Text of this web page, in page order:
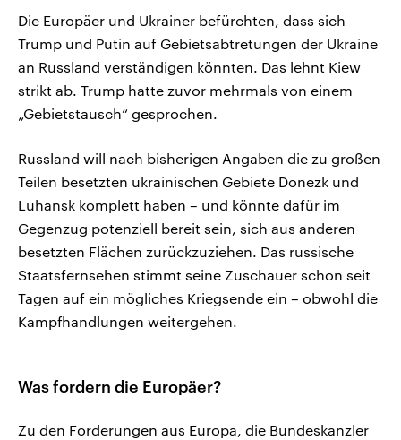
Die Europäer und Ukrainer befürchten, dass sich
Trump und Putin auf Gebietsabtretungen der Ukraine
an Russland verständigen könnten. Das lehnt Kiew
strikt ab. Trump hatte zuvor mehrmals von einem
„Gebietstausch“ gesprochen.
Russland will nach bisherigen Angaben die zu großen
Teilen besetzten ukrainischen Gebiete Donezk und
Luhansk komplett haben – und könnte dafür im
Gegenzug potenziell bereit sein, sich aus anderen
besetzten Flächen zurückzuziehen. Das russische
Staatsfernsehen stimmt seine Zuschauer schon seit
Tagen auf ein mögliches Kriegsende ein – obwohl die
Kampfhandlungen weitergehen.
Was fordern die Europäer?
Zu den Forderungen aus Europa, die Bundeskanzler